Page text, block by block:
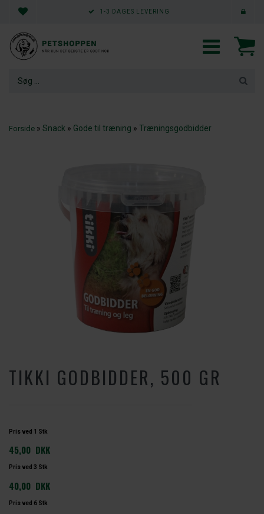
1-3 DAGES LEVERING
Forside » Snack » Gode til træning » Træningsgodbidder
TIKKI GODBIDDER, 500 GR
Pris ved 1 Stk
45,00 DKK
Pris ved 3 Stk
40,00 DKK
Pris ved 6 Stk